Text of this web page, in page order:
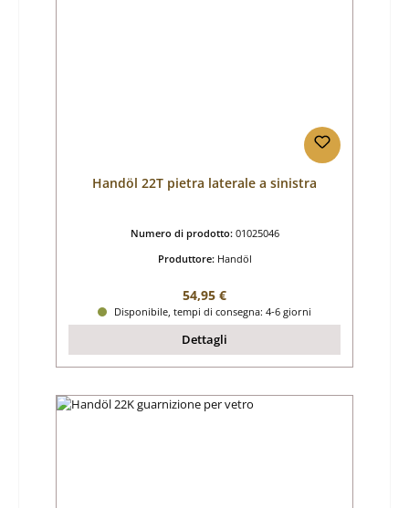
Handöl 22T pietra laterale a sinistra
Numero di prodotto: 01025046
Produttore: Handöl
Prezzo normale:
54,95 €
Disponibile, tempi di consegna: 4-6 giorni
Dettagli